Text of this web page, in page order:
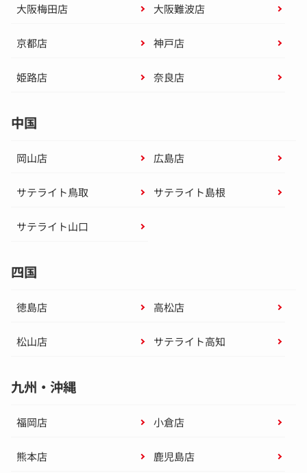
大阪梅田店 大阪難波店
京都店 神戸店
姫路店 奈良店
中国
岡山店 広島店
サテライト鳥取 サテライト島根
サテライト山口
四国
徳島店 高松店
松山店 サテライト高知
九州・沖縄
福岡店 小倉店
熊本店 鹿児島店